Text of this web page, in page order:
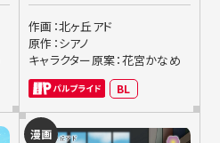
作画：北ヶ丘アド
原作：シアノ
キャラクター原案：花宮かなめ
BL
漫画